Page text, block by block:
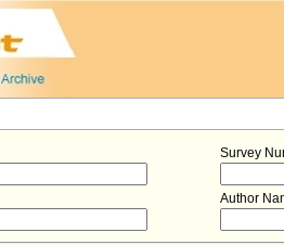
Survey
Author